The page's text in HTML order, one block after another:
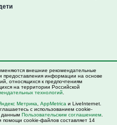
внешние рекомендательные
предоставления информации на основе
относящихся к предпочтениям
на территории Российской
технологий
Метрика AppMetrica и LiveInternet.
с использованием cookie-
данным Пользовательским соглашением
помощи cookie-файлов составляет 14